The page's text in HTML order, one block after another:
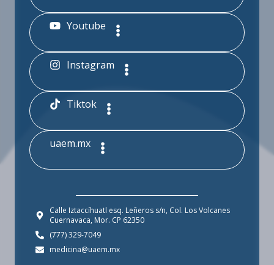
Youtube
Instagram
Tiktok
uaem.mx
Calle Iztaccíhuatl esq. Leñeros s/n, Col. Los Volcanes
Cuernavaca, Mor. CP 62350
(777) 329-7049
medicina@uaem.mx